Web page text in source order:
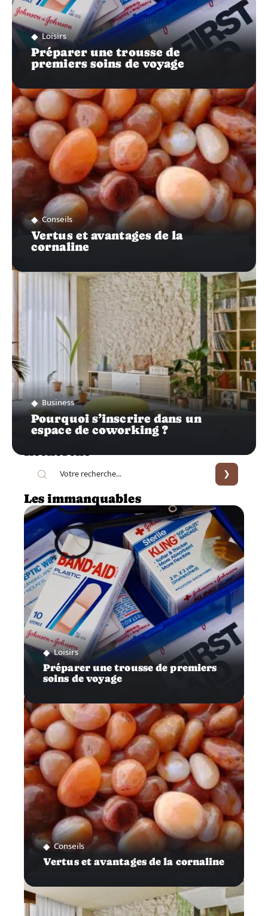
Loisirs
Préparer une trousse de
premiers soins de voyage
Conseils
Vertus et avantages de la
cornaline
Business
Pourquoi s’inscrire dans un
espace de coworking ?
Recherche
Les immanquables
Loisirs
Préparer une trousse de premiers
soins de voyage
Conseils
Vertus et avantages de la cornaline